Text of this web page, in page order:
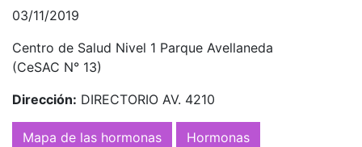
03/11/2019
Centro de Salud Nivel 1 Parque Avellaneda
(CeSAC N° 13)
Dirección: DIRECTORIO AV. 4210
Mapa de las hormonas Hormonas